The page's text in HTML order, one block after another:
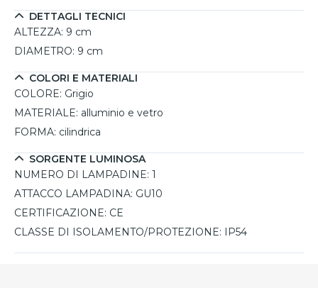
(lampadina non inclusa), è certificato IP54, assicurando
resistenza a polvere e schizzi d’acqua.
DETTAGLI TECNICI
ALTEZZA: 9 cm
DIAMETRO: 9 cm
COLORI E MATERIALI
COLORE: Grigio
MATERIALE: alluminio e vetro
FORMA: cilindrica
SORGENTE LUMINOSA
NUMERO DI LAMPADINE: 1
ATTACCO LAMPADINA: GU10
CERTIFICAZIONE: CE
CLASSE DI ISOLAMENTO/PROTEZIONE: IP54